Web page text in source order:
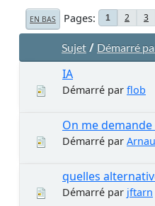
EN BAS Pages 1 2 3
Sujet / Démarré
IA
Démarré par flob
On me demande
Démarré par
quelles
Démarré par jftarn